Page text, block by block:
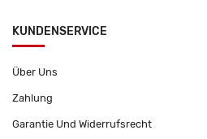
KUNDENSERVICE
Über Uns
Zahlung
Garantie Und Widerrufsrecht